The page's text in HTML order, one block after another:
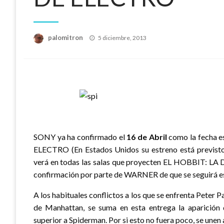
palomitron
Publicado
5 diciembre, 2013
SONY ya ha confirmado el 16 de Abril como la fecha
ELECTRO (En Estados Unidos su estreno está
verá en todas las salas que proyecten EL HOBBIT: LA
confirmación por parte de WARNER de que se seguirá
A los habituales conflictos a los que se enfrenta Peter
de Manhattan, se suma en esta entrega la
superior a Spiderman. Por si esto no fuera poco, se